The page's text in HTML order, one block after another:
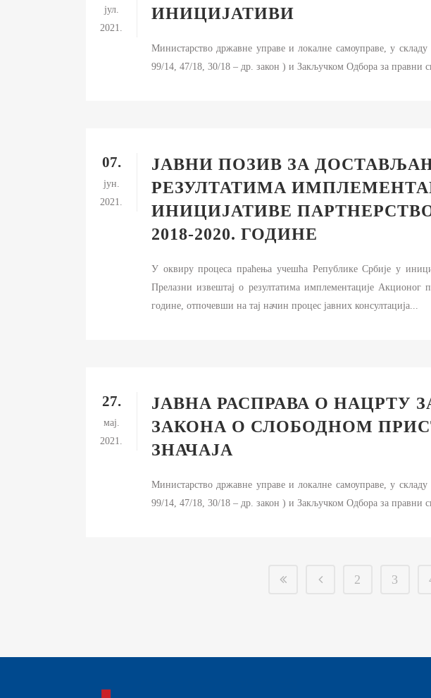
јул.
2021.
ИНИЦИЈАТИВИ
Министарство државне управе и локалне самоуправе, у
99/14, 47/18, 30/18 – др. закон ) и Закључком Одбора за правни
07.
јун.
2021.
ЈАВНИ ПОЗИВ ЗА
РЕЗУЛТАТИМА
ИНИЦИЈАТИВЕ
2018-2020. ГОДИНЕ
У оквиру процеса праћења учешћа Републике Србије у
Прелазни извештај о резултатима имплементације Акционог
године, отпочевши на тај начин процес јавних консултација...
27.
мај.
2021.
ЈАВНА РАСПРАВА О
ЗАКОНА О СЛОБОДНОМ
ЗНАЧАЈА
Министарство државне управе и локалне самоуправе, у
99/14, 47/18, 30/18 – др. закон ) и Закључком Одбора за правни
2 3